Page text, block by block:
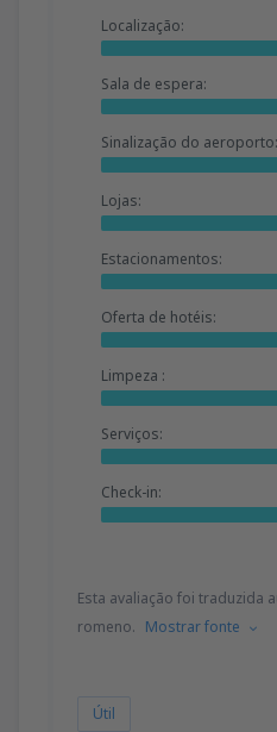
Localização:
Sala de espera:
Sinalização do aeroporto:
Lojas:
Estacionamentos:
Oferta de hotéis:
Limpeza :
Serviços:
Check-in:
Esta avaliação foi traduzida
romeno. Mostrar fonte
Útil